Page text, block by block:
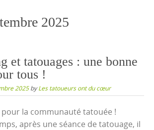
2025
et tatouages : une bonne
tous !
2025byLes tatoueurs ont du cœur
la communauté tatouée !
après une séance de tatouage, il